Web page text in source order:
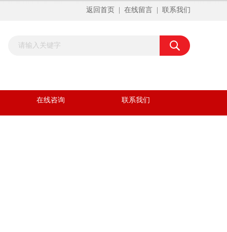
返回首页 在线留言 联系我们
在线咨询 联系我们